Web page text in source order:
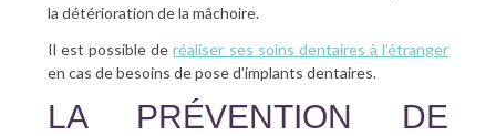
la détérioration de la mâchoire.
Il est possible deréaliser ses soins dentaires à l’étranger
en cas de besoins de pose d’implants dentaires.
LA PRÉVENTION DE